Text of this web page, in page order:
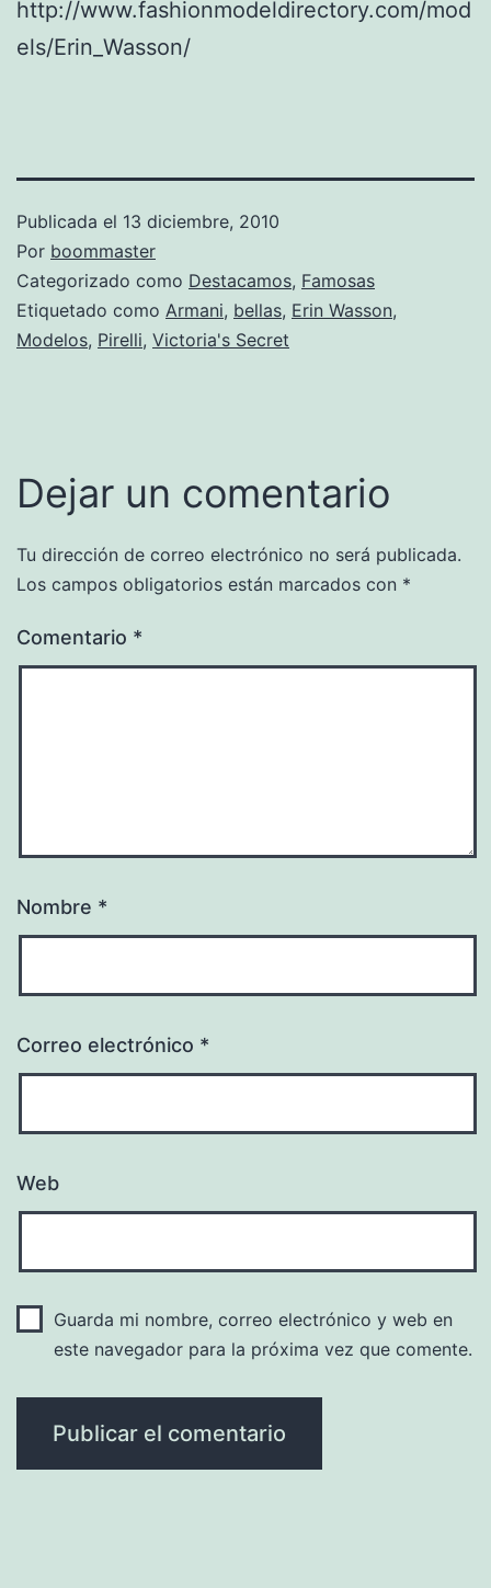
http://www.fashionmodeldirectory.com/mod
els/Erin_Wasson/
Publicada el 13 diciembre, 2010
Por boommaster
Categorizado como Destacamos, Famosas
Etiquetado como Armani, bellas, Erin Wasson,
Modelos, Pirelli, Victoria's Secret
Dejar un comentario
Tu dirección de correo electrónico no será publicada.
Los campos obligatorios están marcados con *
Comentario *
Nombre *
Correo electrónico *
Web
Guarda mi nombre, correo electrónico y web en
este navegador para la próxima vez que comente.